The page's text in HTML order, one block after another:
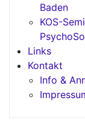
Baden
KOS-
Links
Kontakt
Info &